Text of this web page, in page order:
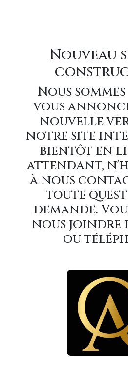
Nouveau
Nous
vous
nouvelle
notre site
bientôt en
attendant,
à nous
toute
demande.
nous joindre
ou